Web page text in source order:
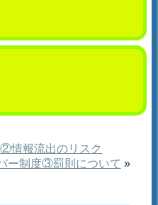
情報流出のリスク
ー制度③罰則について »